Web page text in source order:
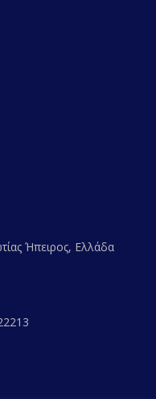
Ήπειρος, Ελλάδα